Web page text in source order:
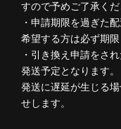
すので予めご了承くだ
・申請期限を過ぎた
希望する方は必ず期
・引き換え申請をさ
発送予定となります。
発送に遅延が生じる
せします。